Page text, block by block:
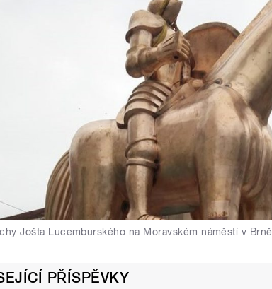
Jošta Lucemburského na Moravském náměstí v Brně
PŘÍSPĚVKY